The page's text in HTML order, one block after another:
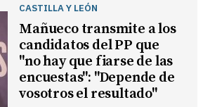
CASTILLA Y LEÓN
Mañueco transmite a los
candidatos del PP que
"no hay que fiarse de las
encuestas": "Depende de
vosotros el resultado"